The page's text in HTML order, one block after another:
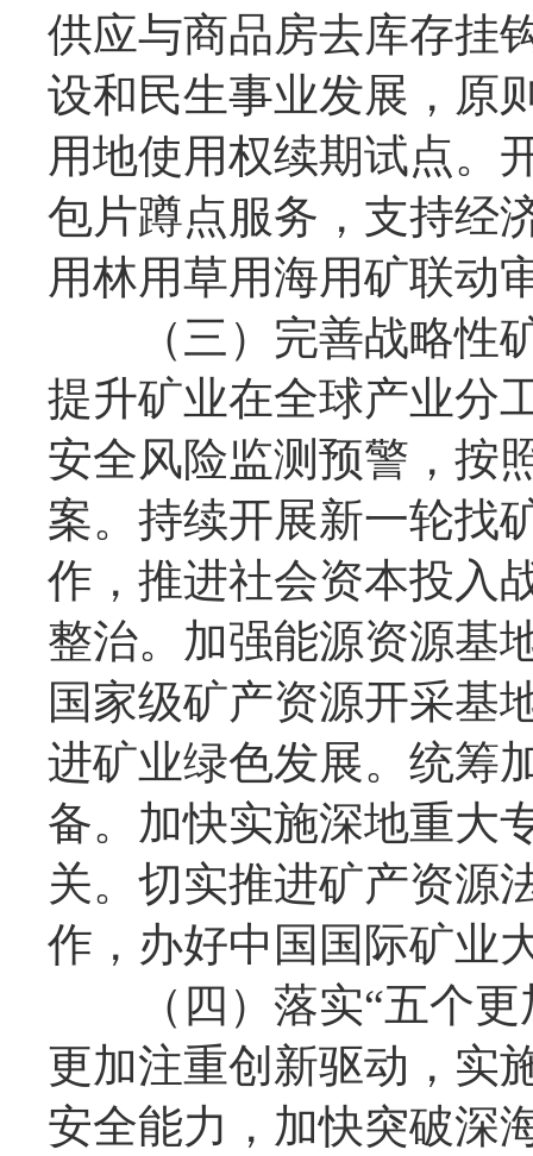
供应与商品房去库存挂
设和民生事业发展，原
用地使用权续期试点。
包片蹲点服务，支持经
用林用草用海用矿联动
（三）完善战略性矿
提升矿业在全球产业分
安全风险监测预警，按
案。持续开展新一轮找
作，推进社会资本投入
整治。加强能源资源基
国家级矿产资源开采基
进矿业绿色发展。统筹
备。加快实施深地重大
关。切实推进矿产资源
作，办好中国国际矿业
（四）落实“五个更
更加注重创新驱动，实
安全能力，加快突破深